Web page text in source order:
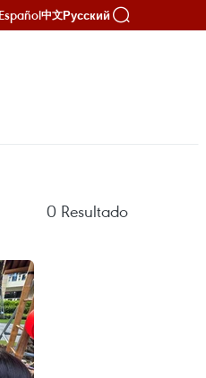
Español中文Русский
0 Resultado